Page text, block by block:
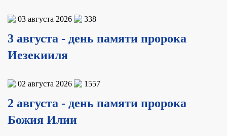
03 августа 2026 338
3 августа - день памяти пророка
Иезекииля
02 августа 2026 1557
2 августа - день памяти пророка
Божия Илии